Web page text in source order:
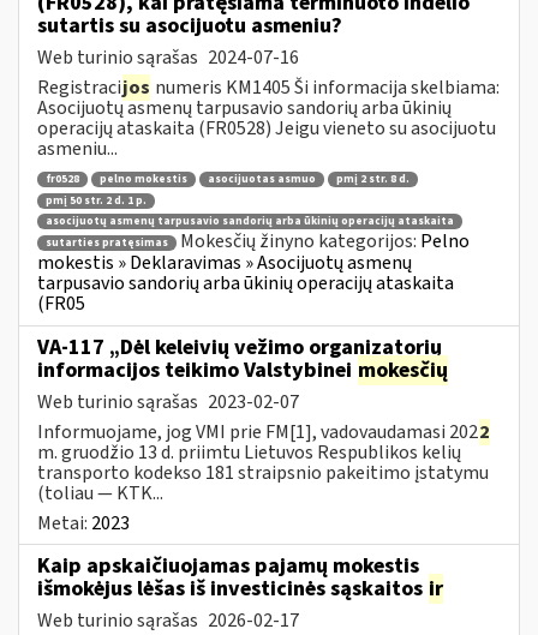
sutartis su asocijuotu asmeniu?
Web turinio sąrašas 2024-07-16
Registracijos numeris KM1405 Ši informacija skelbiama:
Asocijuotų asmenų tarpusavio sandorių arba ūkinių
operacijų ataskaita (FR0528) Jeigu vieneto su asocijuotu
asmeniu...
fr0528 pelno mokestis asocijuotas asmuo
pmį 2 str. 8 d.
pmį 50 str. 2 d. 1 p.
asocijuotų asmenų tarpusavio sandorių arba ūkinių operacijų ataskaita
sutarties pratęsimas
Mokesčių žinyno kategorijos: Pelno
mokestis » Deklaravimas » Asocijuotų asmenų
tarpusavio sandorių arba ūkinių operacijų ataskaita
(FR05
VA-117 „Dėl keleivių vežimo organizatorių
informacijos teikimo Valstybinei mokesčių
Web turinio sąrašas 2023-02-07
Informuojame, jog VMI prie FM[1], vadovaudamasi 2022
m. gruodžio 13 d. priimtu Lietuvos Respublikos kelių
transporto kodekso 181 straipsnio pakeitimo įstatymu
(toliau — KTK...
Metai: 2023
Kaip apskaičiuojamas pajamų mokestis
išmokėjus lėšas iš investicinės sąskaitos ir
Web turinio sąrašas 2026-02-17